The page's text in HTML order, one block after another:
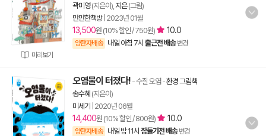
미리보기
곽미영(지은이), 지은(그림)
만만한책방| 2023년 01월
13,500원 (10% 할인 / 750원) 10.0
양탄자배송 내일 아침 7시 출근전 배송 변경
오염물이 터졌다! - 수질 오염-환경 그림책
송수혜 (지은이)
미세기
2020년 06월
14,400원 (10% 할인 / 800원) 10.0
양탄자배송 내일 밤 11시 잠들기전 배송 변경